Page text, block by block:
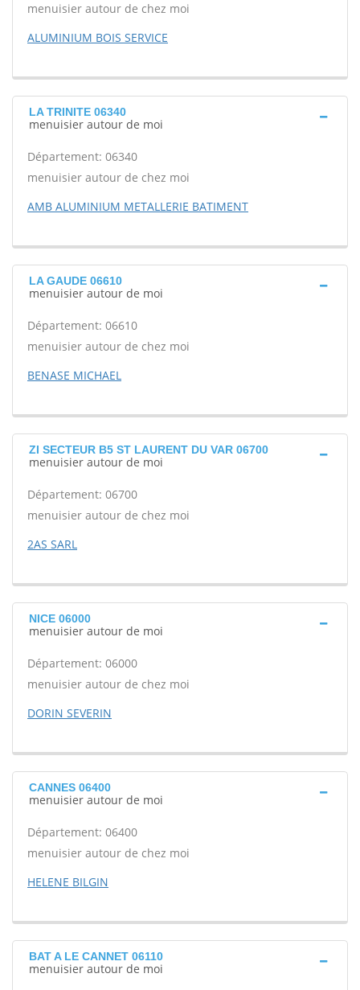
menuisier autour de chez moi
ALUMINIUM BOIS SERVICE
LA TRINITE 06340
menuisier autour de moi
Département: 06340
menuisier autour de chez moi
AMB ALUMINIUM METALLERIE BATIMENT
LA GAUDE 06610
menuisier autour de moi
Département: 06610
menuisier autour de chez moi
BENASE MICHAEL
ZI SECTEUR B5 ST LAURENT DU VAR 06700
menuisier autour de moi
Département: 06700
menuisier autour de chez moi
2AS SARL
NICE 06000
menuisier autour de moi
Département: 06000
menuisier autour de chez moi
DORIN SEVERIN
CANNES 06400
menuisier autour de moi
Département: 06400
menuisier autour de chez moi
HELENE BILGIN
BAT A LE CANNET 06110
menuisier autour de moi